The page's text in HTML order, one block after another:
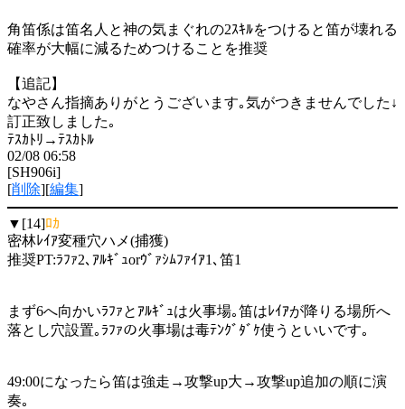
角笛係は笛名人と神の気まぐれの2ｽｷﾙをつけると笛が壊れる
確率が大幅に減るためつけることを推奨
【追記】
なやさん指摘ありがとうございます｡気がつきませんでした↓
訂正致しました｡
ﾃｽｶﾄﾘ→ﾃｽｶﾄﾙ
02/08 06:58
[SH906i]
[削除][編集]
▼[14]ﾛｶ
密林ﾚｲｱ変種穴ハメ(捕獲)
推奨PT:ﾗﾌｧ2､ｱﾙｷﾞｭorｳﾞｧｼﾑﾌｧｲｱ1､笛1
まず6へ向かいﾗﾌｧとｱﾙｷﾞｭは火事場｡笛はﾚｲｱが降りる場所へ
落とし穴設置｡ﾗﾌｧの火事場は毒ﾃﾝｸﾞﾀﾞｹ使うといいです｡
49:00になったら笛は強走→攻撃up大→攻撃up追加の順に演
奏｡